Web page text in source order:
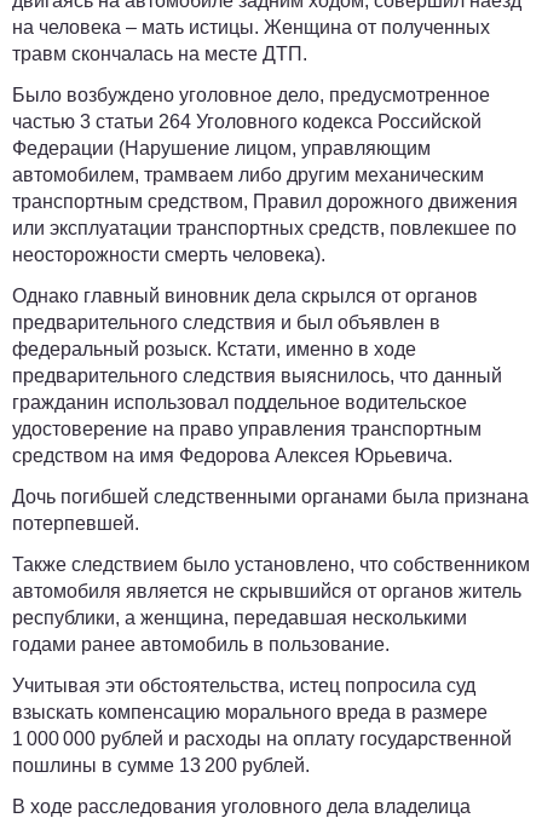
на человека – мать истицы. Женщина от полученных
травм скончалась на месте ДТП.
Было возбуждено уголовное дело, предусмотренное
частью 3 статьи 264 Уголовного кодекса Российской
Федерации (Нарушение лицом, управляющим
автомобилем, трамваем либо другим механическим
транспортным средством, Правил дорожного движения
или эксплуатации транспортных средств, повлекшее по
неосторожности смерть человека).
Однако главный виновник дела скрылся от органов
предварительного следствия и был объявлен в
федеральный розыск. Кстати, именно в ходе
предварительного следствия выяснилось, что данный
гражданин использовал поддельное водительское
удостоверение на право управления транспортным
средством на имя Федорова Алексея Юрьевича.
Дочь погибшей следственными органами была признана
потерпевшей.
Также следствием было установлено, что собственником
автомобиля является не скрывшийся от органов житель
республики, а женщина, передавшая несколькими
годами ранее автомобиль в пользование.
Учитывая эти обстоятельства, истец попросила суд
взыскать компенсацию морального вреда в размере
1 000 000 рублей и расходы на оплату государственной
пошлины в сумме 13 200 рублей.
В ходе расследования уголовного дела владелица